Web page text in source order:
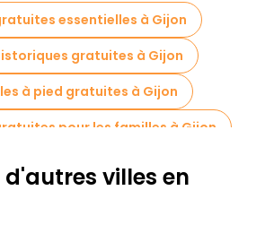
essentielles à Gijon
gratuites à Gijon
à pied gratuites à Gijon
pour les familles à Gijon
la vieille ville à Gijon
d'autres villes en